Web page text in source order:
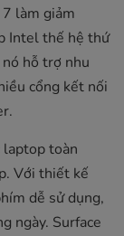
làm giảm
Intel thế hệ thứ
hỗ trợ nhu
cổng kết nối
laptop toàn
Với thiết kế
dễ sử dụng,
ngày. Surface